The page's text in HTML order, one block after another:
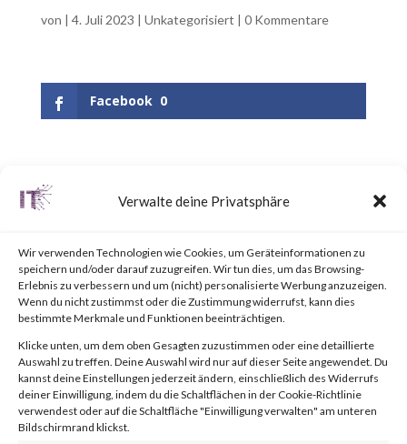
Verwalte deine Privatsphäre
Wir verwenden Technologien wie Cookies, um Geräteinformationen zu
speichern und/oder darauf zuzugreifen. Wir tun dies, um das Browsing-
Erlebnis zu verbessern und um (nicht) personalisierte Werbung anzuzeigen.
Wenn du nicht zustimmst oder die Zustimmung widerrufst, kann dies
bestimmte Merkmale und Funktionen beeinträchtigen.
Klicke unten, um dem oben Gesagten zuzustimmen oder eine detaillierte
Auswahl zu treffen. Deine Auswahl wird nur auf dieser Seite angewendet. Du
kannst deine Einstellungen jederzeit ändern, einschließlich des Widerrufs
deiner Einwilligung, indem du die Schaltflächen in der Cookie-Richtlinie
verwendest oder auf die Schaltfläche "Einwilligung verwalten" am unteren
Bildschirmrand klickst.
von | 4. Juli 2023 | Unkategorisiert | 0 Kommentare
Facebook 0
UPDATE June 25, 2023:
Updated the appendix to
include a link to the “BlackLotus
Mitigation Guide” published by
the National Security Agency
(NSA).Why is this Significant?
This is significant because
BlackLotus malware can bypass